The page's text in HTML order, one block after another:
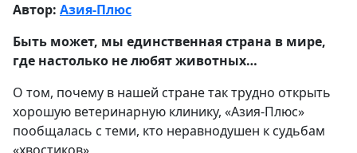
Автор: Азия-Плюс
Быть может, мы единственная страна в мире,
где настолько не любят животных…
О том, почему в нашей стране так трудно открыть
хорошую ветеринарную клинику, «Азия-Плюс»
пообщалась с теми, кто неравнодушен к судьбам